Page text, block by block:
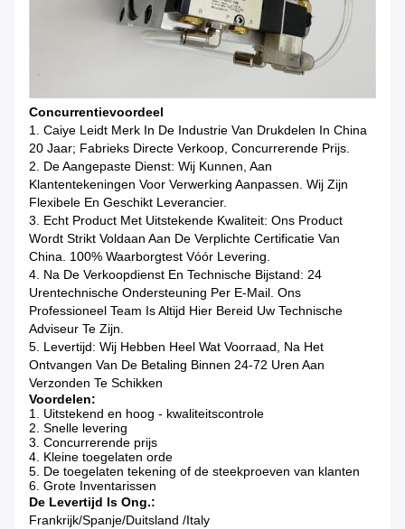
Concurrentievoordeel
1. Caiye Leidt Merk In De Industrie Van Drukdelen In China
20 Jaar; Fabrieks Directe Verkoop, Concurrerende Prijs.
2. De Aangepaste Dienst: Wij Kunnen, Aan
Klantentekeningen Voor Verwerking Aanpassen. Wij Zijn
Flexibele En Geschikt Leverancier.
3. Echt Product Met Uitstekende Kwaliteit: Ons Product
Wordt Strikt Voldaan Aan De Verplichte Certificatie Van
China. 100% Waarborgtest Vóór Levering.
4. Na De Verkoopdienst En Technische Bijstand: 24
Urentechnische Ondersteuning Per E-Mail. Ons
Professioneel Team Is Altijd Hier Bereid Uw Technische
Adviseur Te Zijn.
5. Levertijd: Wij Hebben Heel Wat Voorraad, Na Het
Ontvangen Van De Betaling Binnen 24-72 Uren Aan
Verzonden Te Schikken
Voordelen:
1. Uitstekend en hoog - kwaliteitscontrole
2. Snelle levering
3. Concurrerende prijs
4. Kleine toegelaten orde
5. De toegelaten tekening of de steekproeven van klanten
6. Grote Inventarissen
De Levertijd Is Ong.:
Frankrijk/Spanje/Duitsland /Italy